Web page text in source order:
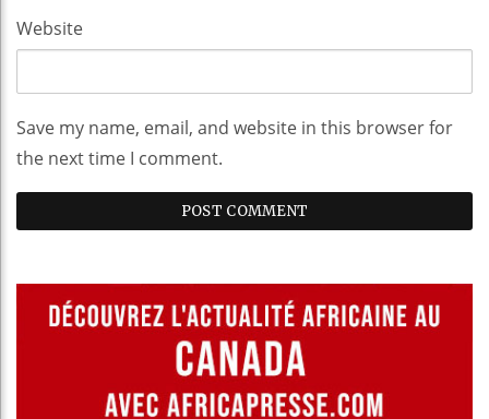
Website
Save my name, email, and website in this browser for
the next time I comment.